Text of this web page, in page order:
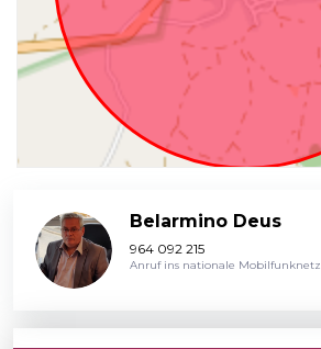
Belarmino Deus
964 092 215
Anruf ins nationale Mobilfunknetz